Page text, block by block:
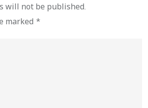
will not be published.
marked *